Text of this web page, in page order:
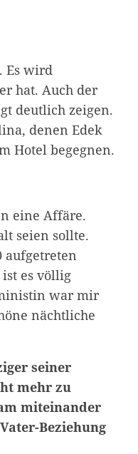
Es wird
hat. Auch der
deutlich zeigen.
denen Edek
Hotel begegnen.
eine Affäre.
seien sollte.
aufgetreten
es völlig
war mir
nächtliche
seiner
mehr zu
miteinander
Beziehung